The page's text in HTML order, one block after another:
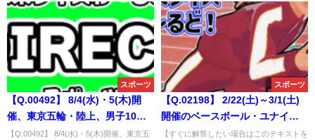
スポーツ
【Q.00492】 8/4(水)・5(木)開
催、東京五輪・陸上、男子10種
競技１位の得点は？
【Q.00492】 8/4(水)・5(木)開催、東京五
スポーツ
【Q.02198】 2/22(土)～3/1(土)
開催のベースボール・ユナイテ
ッド・カップ。この大会で優勝
【すぐに解答したい場合はこのテキストを